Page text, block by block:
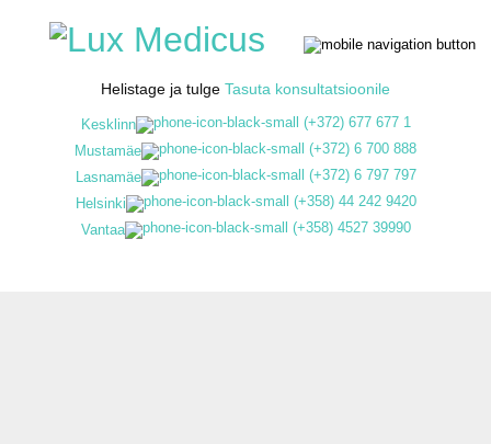
Helistage ja tulge Tasuta konsultatsioonile
Kesklinn
(+372) 677 677 1
Mustamäe
(+372) 6 700 888
Lasnamäe
(+372) 6 797 797
Helsinki
(+358) 44 242 9420
Vantaa
(+358) 4527 39990